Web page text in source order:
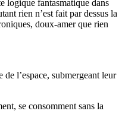
logique fantasmatique dans
rien n’est fait par dessus la
doux-amer que rien
l’espace, submergeant leur
se consomment sans la